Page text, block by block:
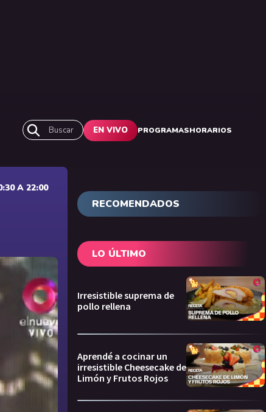
Buscar EN VIVO PROGRAMASHORARIOS
A 22:00
RECOMENDADOS
LO ÚLTIMO
Irresistible suprema de
pollo rellena
Aprendé a cocinar un
irresistible Cheesecake de
Limón y Frutos Rojos